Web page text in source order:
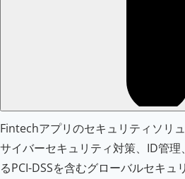
Fintechアプリのセキュリティソリ
サイバーセキュリティ対策、ID管
るPCI-DSSを含むグローバルセキュ